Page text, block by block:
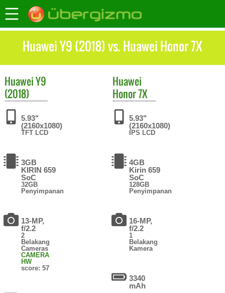
Huawei Y9 (2018) vs. Huawei Honor 7X
HuaweiY9
(2018)
5.93"
(2160x1080)
TFT LCD
3GB
KIRIN 659
SoC
32GB
Penyimpanan
13-MP,
f/2.2
2
Belakang
Cameras
CAMERA
HW
score: 57
Huawei
Honor 7X
5.93"
(2160x1080)
IPS LCD
4GB
Kirin 659
SoC
128GB
Penyimpanan
16-MP,
f/2.2
1
Belakang
Kamera
3340
mAh